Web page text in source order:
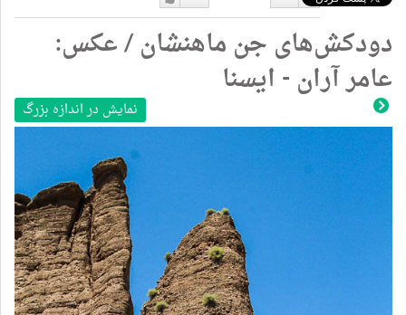
دوست
دارم
دوست
نداشتن
دودکش‌های جن ماهنشان / عکس:
عامر آران - ایسنا
نمایش در اندازه بزرگ